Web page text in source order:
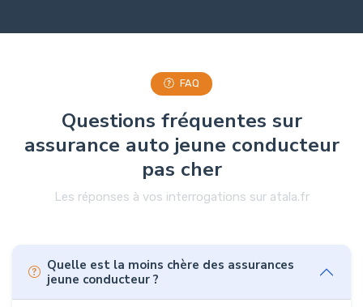
FAQ
Questions fréquentes sur
assurance auto jeune conducteur
pas cher
Les réponses à vos interrogations sur atala.fr
Quelle est la moins chère des assurances
jeune conducteur ?